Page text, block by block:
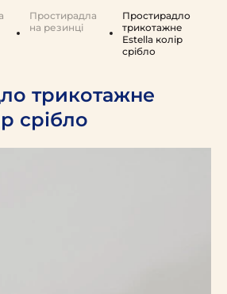
Простирадла
на резинці
Простирадло
трикотажне
Estella колір
срібло
трикотажне
срібло